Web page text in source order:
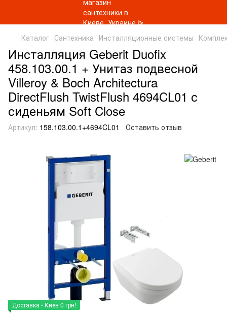
Каталог Сантехника Инсталляционные системы
Инсталляция Geberit Duofix
458.103.00.1 + Унитаз подвесной
Villeroy & Boch Architectura
DirectFlush TwistFlush 4694CL01 с
сиденьям Soft Close
Артикул: 158.103.00.1+4694CL01 Оставить отзыв
Доставка - Киев 0 грн!